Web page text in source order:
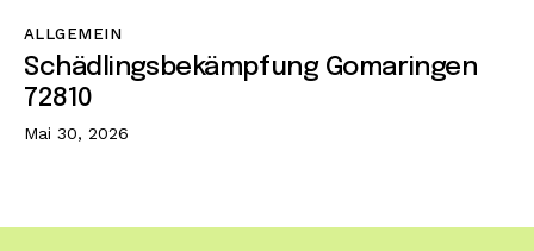
ALLGEMEIN
Schädlingsbekämpfung Gomaringen
72810
Mai 30, 2026